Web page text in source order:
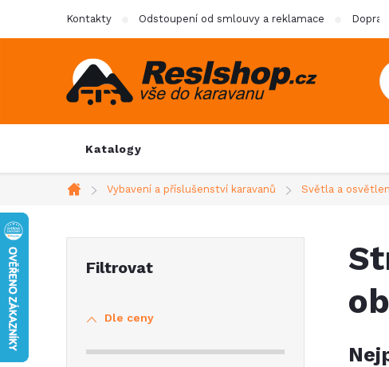
Kontakty Odstoupení od smlouvy a reklamace
Katalogy
Domů
Vybavení a příslušenství karavanů Světla a
Dle ceny